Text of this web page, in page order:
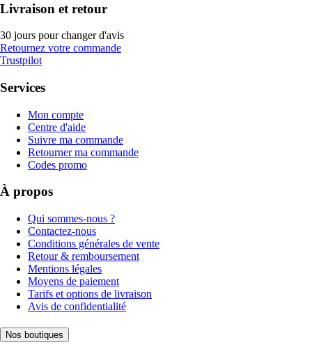
Livraison et retour
30 jours pour changer d'avis
Retournez votre commande
Trustpilot
Services
Mon compte
Centre d'aide
Suivre ma commande
Retourner ma commande
Codes promo
À propos
Qui sommes-nous ?
Contactez-nous
Conditions générales de vente
Retour & remboursement
Mentions légales
Moyens de paiement
Tarifs et options de livraison
Avis de confidentialité
Nos boutiques